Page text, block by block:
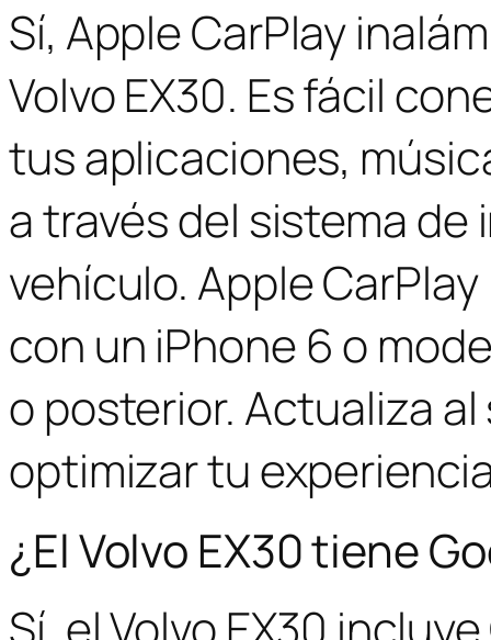
Sí, Apple CarPlay
Volvo EX30. Es fácil
tus aplicaciones,
a través del sistema
vehículo. Apple
con un iPhone 6 o
o posterior. Actualiza
optimizar tu
¿El Volvo EX30 tiene